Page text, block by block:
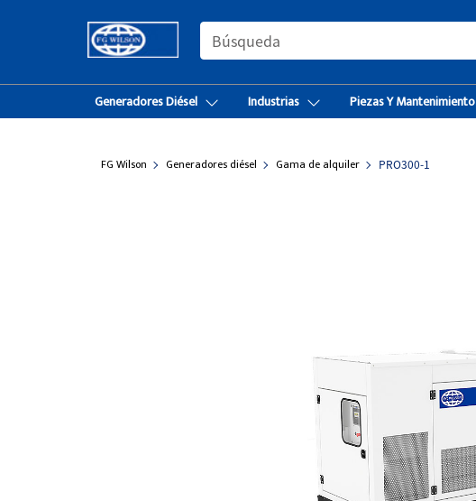
SEARCH
Generadores Diésel Industrias Piezas Y Mantenimiento
FG Wilson Generadores diésel Gama de alquiler PRO300-1